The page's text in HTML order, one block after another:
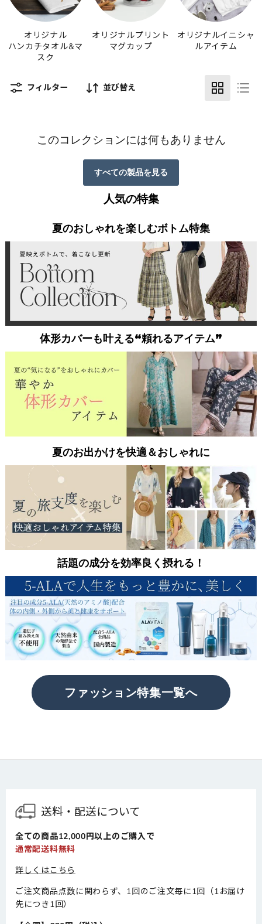
オリジナル
ハンカチタオル&マ
スク
オリジナルプリント
マグカップ
オリジナルイニシャ
ルアイテム
フィルター 並び替え
このコレクションには何もありません
すべての製品を見る
人気の特集
夏のおしゃれを楽しむボトム特集
体形カバーも叶える“頼れるアイテム”
夏のお出かけを快適＆おしゃれに
話題の成分を効率良く摂れる！
ファッション特集一覧へ
送料・配送について
全ての商品12,000円以上のご購入で
通常配送料無料
詳しくはこちら
ご注文商品点数に関わらず、1回のご注文毎に1回（1お届け
先につき1回）